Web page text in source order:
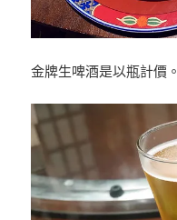
金牌生啤酒是以瓶計價。